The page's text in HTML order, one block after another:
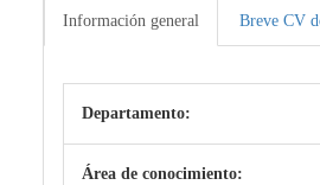
Información general Breve CV
Departamento:
Área de conocimiento: